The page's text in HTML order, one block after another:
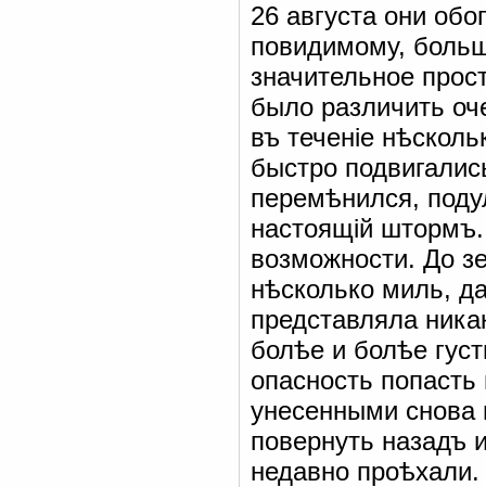
26 августа они
повидимому,
значительное
было различить
въ теченіе
быстро
перемѣнился,
настоящій
возможности. До
нѣсколько миль,
представляла
болѣе и болѣе
опасность
унесенными
повернуть назадъ
недавно проѣхали.